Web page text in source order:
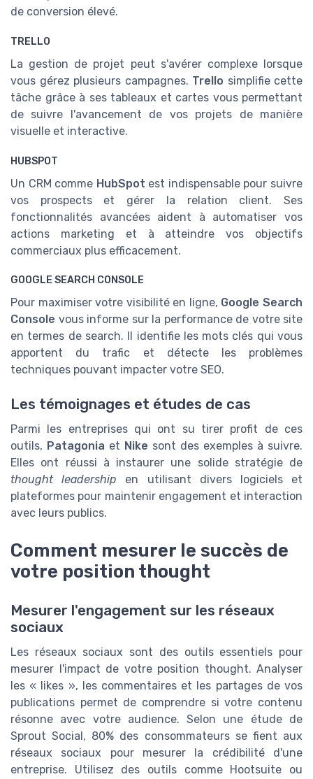
de conversion élevé.
TRELLO
La gestion de projet peut s'avérer complexe lorsque
vous gérez plusieurs campagnes. Trello simplifie cette
tâche grâce à ses tableaux et cartes vous permettant
de suivre l'avancement de vos projets de manière
visuelle et interactive.
HUBSPOT
Un CRM comme HubSpot est indispensable pour suivre
vos prospects et gérer la relation client. Ses
fonctionnalités avancées aident à automatiser vos
actions marketing et à atteindre vos objectifs
commerciaux plus efficacement.
GOOGLE SEARCH CONSOLE
Pour maximiser votre visibilité en ligne, Google Search
Console vous informe sur la performance de votre site
en termes de search. Il identifie les mots clés qui vous
apportent du trafic et détecte les problèmes
techniques pouvant impacter votre SEO.
Les témoignages et études de cas
Parmi les entreprises qui ont su tirer profit de ces
outils, Patagonia et Nike sont des exemples à suivre.
Elles ont réussi à instaurer une solide stratégie de
thought leadership en utilisant divers logiciels et
plateformes pour maintenir engagement et interaction
avec leurs publics.
Comment mesurer le succès de
votre position thought
Mesurer l'engagement sur les réseaux
sociaux
Les réseaux sociaux sont des outils essentiels pour
mesurer l'impact de votre position thought. Analyser
les « likes », les commentaires et les partages de vos
publications permet de comprendre si votre contenu
résonne avec votre audience. Selon une étude de
Sprout Social, 80% des consommateurs se fient aux
réseaux sociaux pour mesurer la crédibilité d'une
entreprise. Utilisez des outils comme Hootsuite ou